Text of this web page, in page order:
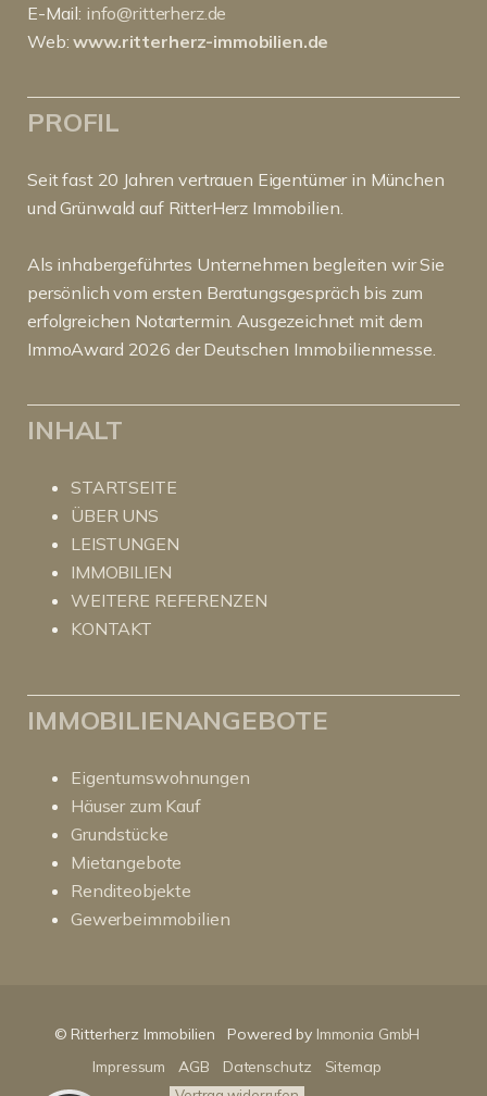
E-Mail: info@ritterherz.de
Web:www.ritterherz-immobilien.de
PROFIL
Seit fast 20 Jahren vertrauen Eigentümer in München
und Grünwald auf RitterHerz Immobilien.
Als inhabergeführtes Unternehmen begleiten wir Sie
persönlich vom ersten Beratungsgespräch bis zum
erfolgreichen Notartermin. Ausgezeichnet mit dem
ImmoAward 2026 der Deutschen Immobilienmesse.
INHALT
STARTSEITE
ÜBER UNS
LEISTUNGEN
IMMOBILIEN
WEITERE REFERENZEN
KONTAKT
IMMOBILIENANGEBOTE
Eigentumswohnungen
Häuser zum Kauf
Grundstücke
Mietangebote
Renditeobjekte
Gewerbeimmobilien
© Ritterherz Immobilien Powered by Immonia GmbH
Impressum
AGB Datenschutz Sitemap
100%
Empfehlungen auf
ProvenExpert.com
SEHR GUT
4,86 / 5,00